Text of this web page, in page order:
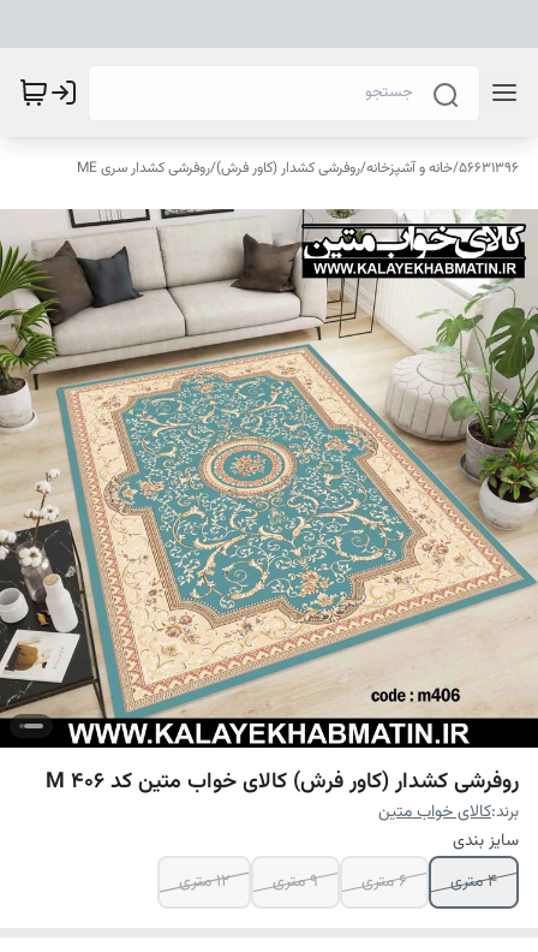
56631396
/خانه و آشپزخانه/روفرشی کشدار (کاور فرش)/روفرشی کشدار سری ME
روفرشی کشدار (کاور فرش) کالای خواب متین کد M 406
برند:کالای خواب متین
سایز بندی
4 متری
6 متری 9 متری 12 متری